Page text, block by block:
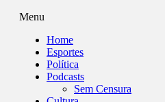
Menu
Home
Esportes
Política
Podcasts
Sem Censura